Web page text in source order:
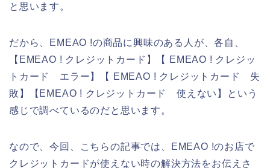
と思います。
だから、EMEAO !の商品に興味のある人が、各自、
【EMEAO ! クレジットカード】【 EMEAO ! クレジッ
トカード エラー】【 EMEAO ! クレジットカード 失
敗】【EMEAO ! クレジットカード 使えない】という
感じで調べているのだと思います。
なので、今回、こちらの記事では、EMEAO !のお店で
クレジットカードが使えない時の解決方法をお伝えさ